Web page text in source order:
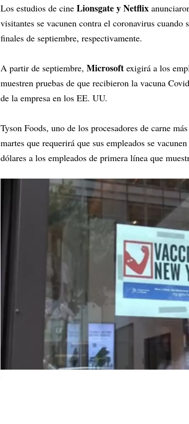
Los estudios de cine Lionsgate y Netflix
visitantes se vacunen contra el coronavirus
finales de septiembre, respectivamente.
A partir de septiembre, Microsoft exigirá a los
muestren pruebas de que recibieron la vacuna
de la empresa en los EE. UU.
Tyson Foods, uno de los procesadores de carne
martes que requerirá que sus empleados se
dólares a los empleados de primera línea que